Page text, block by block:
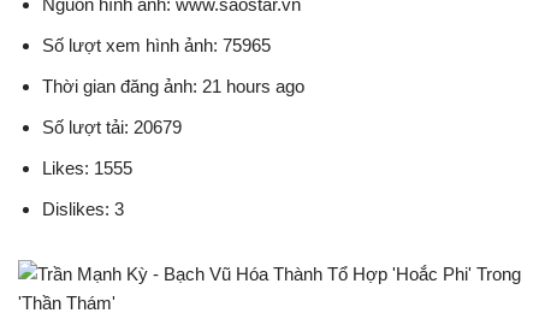
Số lượt xem hình ảnh: 75965
Thời gian đăng ảnh: 21 hours ago
Số lượt tải: 20679
Likes: 1555
Dislikes: 3